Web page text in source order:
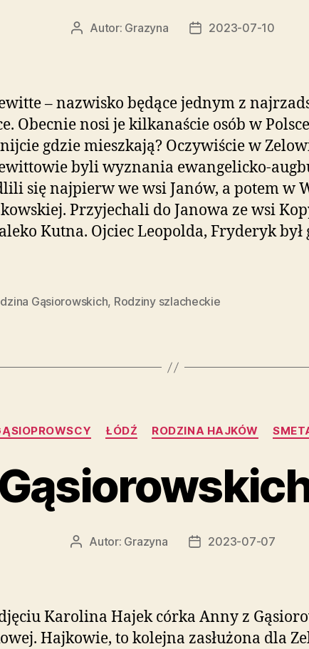
AutorAutor: Grazyna
Data2023-07-10
– nazwisko będące jednym z
Obecnie nosi je kilkanaście osób w
gdzie mieszkają? Oczywiście w
byli wyznania ewangelicko-
się najpierw we wsi Janów, a potem w
Przyjechali do Janowa ze wsi
Kutna. Ojciec Leopolda, Fryderyk był
Gąsiorowskich, Rodziny szlacheckie
Kategorie
ŁÓDŹ RODZINA HAJKÓW
AutorAutor: Grazyna
Data2023-07-07
Karolina Hajek córka Anny z
Hajkowie, to kolejna zasłużona dla